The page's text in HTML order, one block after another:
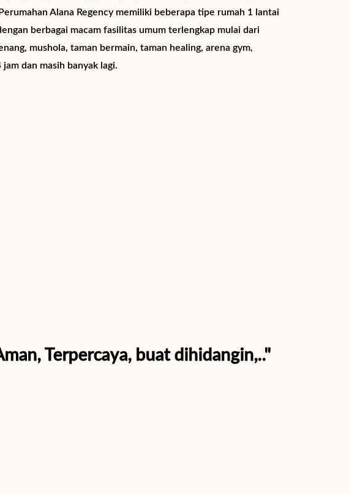
Alana Regency memiliki beberapa tipe rumah 1 lantai
berbagai macam fasilitas umum terlengkap mulai dari
mushola, taman bermain, taman healing, arena gym,
jam dan masih banyak lagi.
Terpercaya, buat dihidangin,.."